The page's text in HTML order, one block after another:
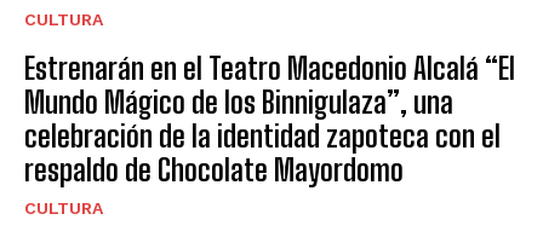
CULTURA
Estrenarán en el Teatro Macedonio Alcalá “El
Mundo Mágico de los Binnigulaza”, una
celebración de la identidad zapoteca con el
respaldo de Chocolate Mayordomo
CULTURA